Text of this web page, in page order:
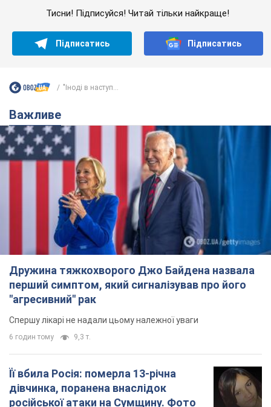
перший симптом, який сигналізував про його
"агресивний" рак
Спершу лікарі не надали цьому належної уваги
6 годин тому
Її вбила Росія: померла 13-річна
дівчинка, поранена внаслідок
російської атаки на Сумщину. Фото
Того дня під час російського обстрілу загинули
її брат, вітчим та бабуся
8,7 т.
Чому в СРСР лікарі носили лише білі
халати
сенс
5 годин тому 1,8 т.